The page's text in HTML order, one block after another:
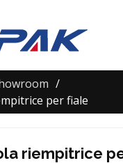
per fiale
riempitrice